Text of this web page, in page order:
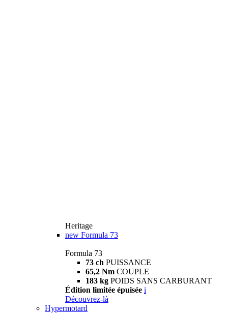
Heritage
new Formula 73
Formula 73
73 ch PUISSANCE
65,2 Nm COUPLE
183 kg POIDS SANS CARBURANT
Édition limitée épuisée i
Découvrez-là
Hypermotard